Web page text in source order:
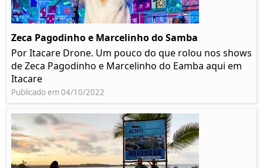
Zeca Pagodinho e Marcelinho do Samba
Por Itacare Drone. Um pouco do que rolou nos shows
de Zeca Pagodinho e Marcelinho do Eamba aqui em
Itacare
Publicado em 04/10/2022